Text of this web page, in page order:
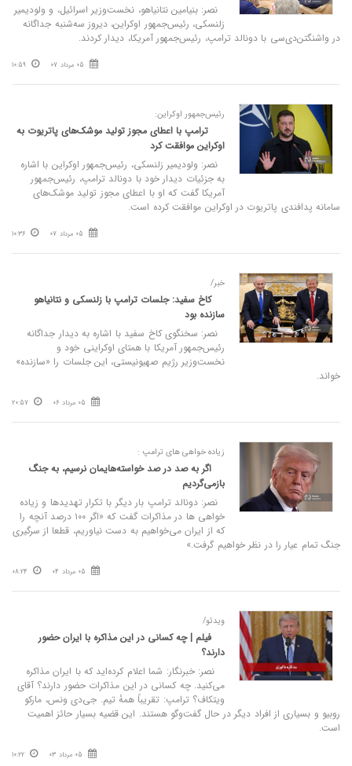
نصر: بنیامین نتانیاهو، نخست‌وزیر اسرائیل، و ولودیمیر
زلنسکی، رئیس‌جمهور اوکراین، دیروز سه‌شنبه جداگانه
در واشنگتن‌دی‌سی با دونالد ترامپ، رئیس‌جمهور آمریکا، دیدار کردند.
05 مرداد 07 10:59
رئیس‌جمهور اوکراین:
ترامپ با اعطای مجوز تولید موشک‌های پاتریوت به
اوکراین موافقت کرد
نصر: ولودیمیر زلنسکی، رئیس‌جمهور اوکراین با اشاره
به جزئیات دیدار خود با دونالد ترامپ، رئیس‌جمهور
آمریکا گفت که او با اعطای مجوز تولید موشک‌های
سامانه پدافندی پاتریوت در اوکراین موافقت کرده است.
05 مرداد 07 10:36
خبر/
کاخ سفید: جلسات ترامپ با زلنسکی و نتانیاهو
سازنده بود
نصر: سخنگوی کاخ سفید با اشاره به دیدار جداگانه
رئیس‌جمهور آمریکا با همتای اوکراینی خود و
نخست‌وزیر رژیم صهیونیستی، این جلسات را «سازنده»
خواند.
05 مرداد 06 20:57
زیاده خواهی های ترامپ :
اگر به صد در صد خواسته‌هایمان نرسیم، به جنگ
بازمی‌گردیم
نصر: دونالد ترامپ بار دیگر با تکرار تهدیدها و زیاده
خواهی ها در مذاکرات گفت که «اگر ۱۰۰ درصد آنچه را
که از ایران می‌خواهیم به دست نیاوریم، قطعا از سرگیری
جنگ تمام عیار را در نظر خواهیم گرفت.»
05 مرداد 04 08:24
ویدئو/
فیلم | چه کسانی در این مذاکره با ایران حضور
دارند؟
نصر: خبرنگار: شما اعلام کرده‌اید که با ایران مذاکره
می‌کنید. چه کسانی در این مذاکرات حضور دارند؟ آقای
ویتکاف؟ ترامپ: تقریباً همهٔ تیم. جی‌دی ونس، مارکو
روبیو و بسیاری از افراد دیگر در حال گفت‌وگو هستند. این قضیه بسیار حائز اهمیت
است.
05 مرداد 03 10:22